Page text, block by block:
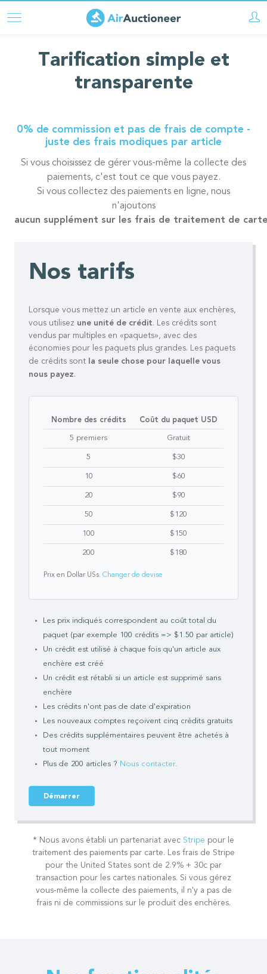
Aller
contenuTarification simple et
transparente
0% de commission et pas de frais de compte -
juste des frais modiques par article
Si vous choisissez de gérer vous-même la collecte des
paiements, c'est tout ce que vous payez.
Si vous collectez des paiements en ligne, nous
n'ajoutons
aucun supplément sur les frais de traitement de
Nos tarifs
Lorsque vous mettez un article en vente aux enchères,
vous utilisez une unité de crédit. Les crédits sont
vendus par multiples en «paquets», avec des
économies pour les paquets plus grandes. Les paquets
de crédits sont
la seule chose pour laquelle vous
nous payez.
Nombre des crédits Coût du paquet USD
5 premiers Gratuit
5 $30
10 $60
20 $90
50 $120
100 $150
200 $180
Prix en Dollar USs. Changer de devise
Les prix indiqués correspondent au coût total du
paquet (par exemple 100 crédits => $1.50 par article)
Un crédit est utilisé à chaque fois qu'un article aux
enchère est créé
Un crédit est rétabli si un article est supprimé sans
enchère
Les crédits n'ont pas de date d'expiration
Les nouveaux comptes reçoivent cinq crédits gratuits
Des crédits supplémentaires peuvent être achetés à
tout moment
Plus de 200 articles ? Nous contacter.
Démarrer
* Nous avons établi un partenariat avec Stripe pour le
traitement des paiements par carte. Les frais de Stripe
pour the United States sont de 2.9% + 30c par
transaction pour les cartes nationales. Si vous gérez
vous-même la collecte des paiements, il n'y a pas de
frais ni de commissions sur le produit des enchères.